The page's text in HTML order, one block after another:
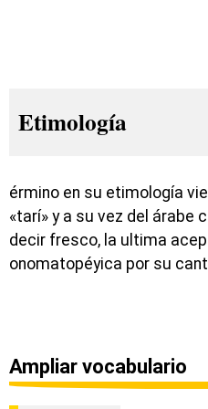
Etimología
érmino en su etimología
«tarí» y a su vez del árabe
decir fresco, la ultima
onomatopéyica por su
Ampliar vocabulario